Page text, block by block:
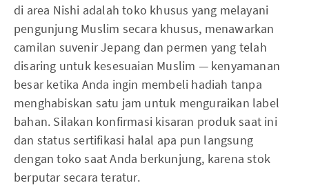
di area Nishi adalah toko khusus yang melayani
pengunjung Muslim secara khusus, menawarkan
camilan suvenir Jepang dan permen yang telah
disaring untuk kesesuaian Muslim — kenyamanan
besar ketika Anda ingin membeli hadiah tanpa
menghabiskan satu jam untuk menguraikan label
bahan. Silakan konfirmasi kisaran produk saat ini
dan status sertifikasi halal apa pun langsung
dengan toko saat Anda berkunjung, karena stok
berputar secara teratur.